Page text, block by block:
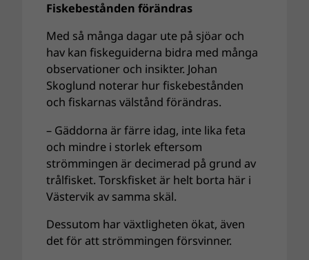
Fiskebestånden förändras
Med så många dagar ute på sjöar och
hav kan fiskeguiderna bidra med många
observationer och insikter. Johan
Skoglund noterar hur fiskebestånden
och fiskarnas välstånd förändras.
– Gäddorna är färre idag, inte lika feta
och mindre i storlek eftersom
strömmingen är decimerad på grund av
trålfisket. Torskfisket är helt borta här i
Västervik av samma skäl.
Dessutom har växtligheten ökat, även
det för att strömmingen försvinner.